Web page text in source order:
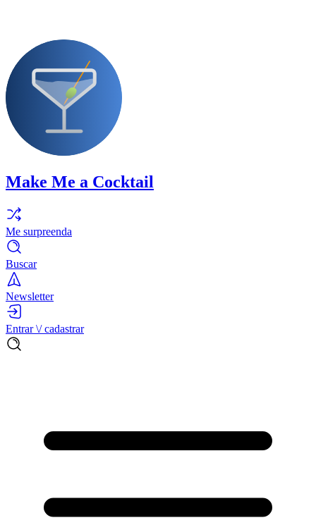
Make Me a Cocktail
Me surpreenda
Buscar
Newsletter
Entrar \/ cadastrar